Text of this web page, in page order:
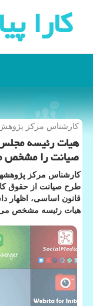
كارا
كارشناس مركز
هیات رئیسه
صیانت را مشخص
کارشناس مرکز
قانون اساسی،
هیات رئیسه مشخص